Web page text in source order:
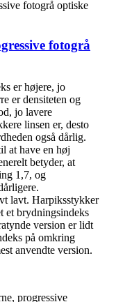
fotogrå
er højere, jo
er densiteten og
jo lavere
linsen er, desto
også dårlig.
at have en høj
betyder, at
1,7, og
lavt. Harpiksstykker
et brydningsindeks
version er lidt
på omkring
anvendte version.